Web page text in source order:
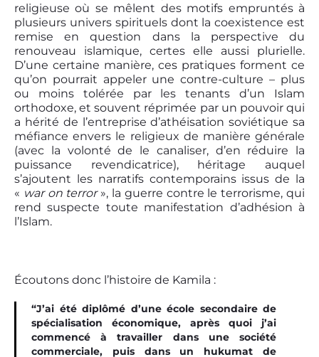
religieuse où se mêlent des motifs empruntés à
plusieurs univers spirituels dont la coexistence est
remise en question dans la perspective du
renouveau islamique, certes elle aussi plurielle.
D’une certaine manière, ces pratiques forment ce
qu’on pourrait appeler une contre-culture – plus
ou moins tolérée par les tenants d’un Islam
orthodoxe, et souvent réprimée par un pouvoir qui
a hérité de l’entreprise d’athéisation soviétique sa
méfiance envers le religieux de manière générale
(avec la volonté de le canaliser, d’en réduire la
puissance revendicatrice), héritage auquel
s’ajoutent les narratifs contemporains issus de la
« war on terror», la guerre contre le terrorisme, qui
rend suspecte toute manifestation d’adhésion à
l’Islam.
Écoutons donc l’histoire de Kamila :
“J’ai été diplômé d’une école secondaire de
spécialisation économique, après quoi j’ai
commencé à travailler dans une société
commerciale, puis dans un hukumat de